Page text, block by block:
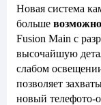
Новая система
больше
Fusion Main с
высочайшую
слабом
позволяет
новый телефото-